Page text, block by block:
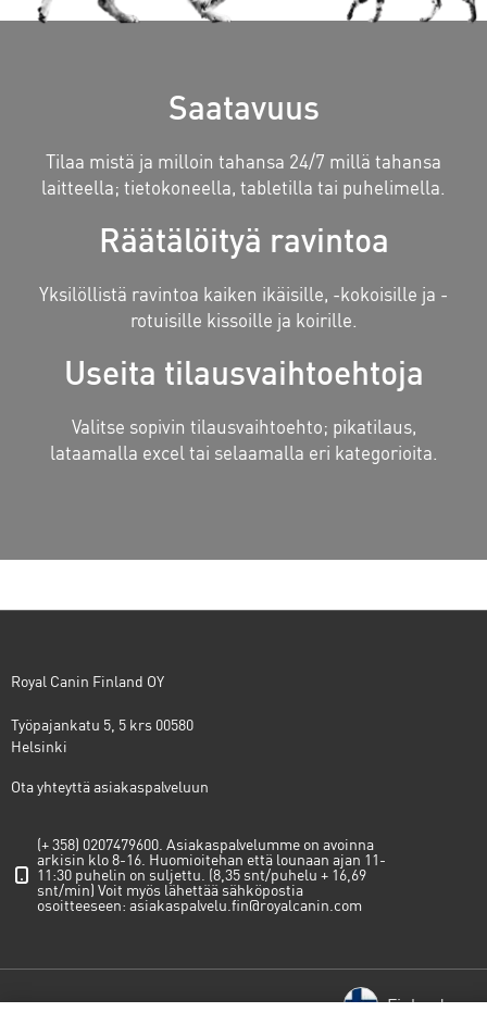
Saatavuus
Tilaa mistä ja milloin tahansa 24/7 millä tahansa
laitteella; tietokoneella, tabletilla tai puhelimella.
Räätälöityä ravintoa
Yksilöllistä ravintoa kaiken ikäisille, -kokoisille ja -
rotuisille kissoille ja koirille.
Useita tilausvaihtoehtoja
Valitse sopivin tilausvaihtoehto; pikatilaus,
lataamalla excel tai selaamalla eri kategorioita.
Royal Canin Finland OY
Työpajankatu 5, 5 krs 00580
Helsinki
Ota yhteyttä asiakaspalveluun
(+ 358) 0207479600. Asiakaspalvelumme on avoinna
arkisin klo 8-16. Huomioitehan että lounaan ajan 11-
11:30 puhelin on suljettu. (8,35 snt/puhelu + 16,69
snt/min) Voit myös lähettää sähköpostia
osoitteeseen: asiakaspalvelu.fin@royalcanin.com
Finland